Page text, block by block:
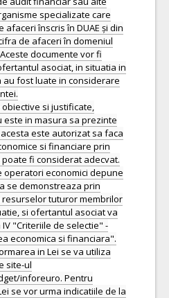
specializate care
înscris în DUAE și din
de afaceri în domeniul
documente vor fi
asociat, in situatia in
fost luate in considerare
si justificate,
in masura sa prezinte
este autorizat sa faca
si financiare prin
fi considerat adecvat.
operatori economici depune
se demonstreaza prin
tuturor membrilor
si ofertantul asociat va
IV "Criteriile de selectie" -
economica si financiara".
in Lei se va utiliza
site-ul
inforeuro. Pentru
se vor urma indicatiile de la